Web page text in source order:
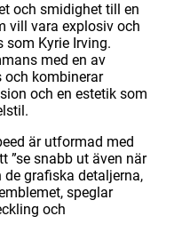
och smidighet till en
vill vara explosiv och
som Kyrie Irving.
med en av
och kombinerar
och en estetik som
är utformad med
”se snabb ut även när
grafiska detaljerna,
speglar
och